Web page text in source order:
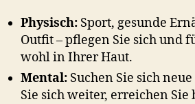
Physisch: Sport, gesunde
Outfit – pflegen Sie sich und
wohl in Ihrer Haut.
Mental: Suchen Sie sich
Sie sich weiter, erreichen